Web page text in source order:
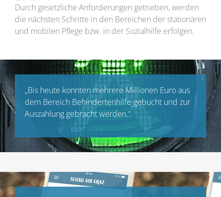
Durch gesetzliche Anforderungen getrieben, werden
die nächsten Schritte in den Bereichen der stationären
und mobilen Pflege bzw. in der Sozialhilfe erfolgen.
„Bis heute konnten mehrere Millionen Euro aus
dem Bereich Behindertenhilfe gebucht und zur
Auszahlung gebracht werden.“